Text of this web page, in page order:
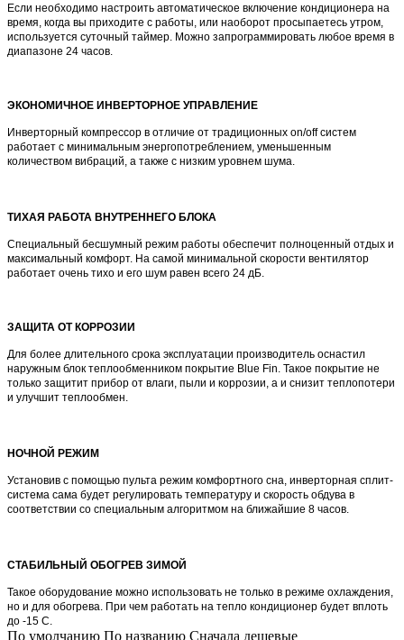
Если необходимо настроить автоматическое включение кондиционера на
время, когда вы приходите с работы, или наоборот просыпаетесь утром,
используется суточный таймер. Можно запрограммировать любое время в
диапазоне 24 часов.
ЭКОНОМИЧНОЕ ИНВЕРТОРНОЕ УПРАВЛЕНИЕ
Инверторный компрессор в отличие от традиционных on/off систем
работает с минимальным энергопотреблением, уменьшенным
количеством вибраций, а также с низким уровнем шума.
ТИХАЯ РАБОТА ВНУТРЕННЕГО БЛОКА
Специальный бесшумный режим работы обеспечит полноценный отдых и
максимальный комфорт. На самой минимальной скорости вентилятор
работает очень тихо и его шум равен всего 24 дБ.
ЗАЩИТА ОТ КОРРОЗИИ
Для более длительного срока эксплуатации производитель оснастил
наружным блок теплообменником покрытие Blue Fin. Такое покрытие не
только защитит прибор от влаги, пыли и коррозии, а и снизит теплопотери
и улучшит теплообмен.
НОЧНОЙ РЕЖИМ
Установив с помощью пульта режим комфортного сна, инверторная сплит-
система сама будет регулировать температуру и скорость обдува в
соответствии со специальным алгоритмом на ближайшие 8 часов.
СТАБИЛЬНЫЙ ОБОГРЕВ ЗИМОЙ
Такое оборудование можно использовать не только в режиме охлаждения,
но и для обогрева. При чем работать на тепло кондиционер будет вплоть
до -15 C.
По умолчанию По названию Сначала дешевые